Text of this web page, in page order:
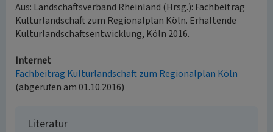
Aus: Landschaftsverband Rheinland (Hrsg.): Fachbeitrag
Kulturlandschaft zum Regionalplan Köln. Erhaltende
Kulturlandschaftsentwicklung, Köln 2016.
Internet
Fachbeitrag Kulturlandschaft zum Regionalplan Köln
(abgerufen am 01.10.2016)
Literatur